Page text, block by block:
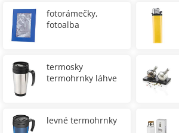
fotorámečky,
fotoalba
termosky
termohrnky láhve
levné termohrnky